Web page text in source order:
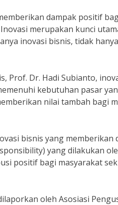
dampak positif
merupakan kunci
inovasi bisnis, tidak
Prof. Dr. Hadi Subianto,
kebutuhan pasar
nilai tambah bagi
bisnis yang
yang dilakukan
positif bagi masyarakat
oleh Asosiasi